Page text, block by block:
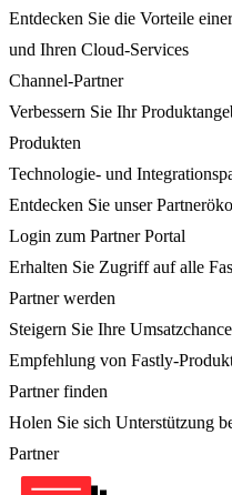
Entdecken Sie die Vorteile
und Ihren Cloud-Services
Channel-Partner
Verbessern Sie Ihr
Produkten
Technologie- und
Entdecken Sie unser
Login zum Partner Portal
Erhalten Sie Zugriff auf alle
Partner werden
Steigern Sie Ihre
Empfehlung von Fastly-
Partner finden
Holen Sie sich Unterstützung
Partner